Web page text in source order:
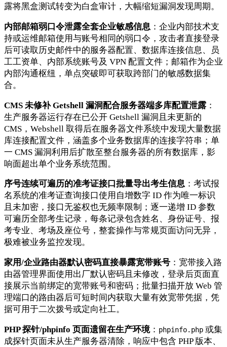
露将黑盒测试转变为白盒审计，大幅缩短漏洞发现周期。
内部邮箱弱口令泄露全套企业敏感信息 ：企业内部技术支
持或运维邮箱使用与账号相同的弱口令，攻击者直接登录
后可读取历史邮件中的服务器配置、数据库连接信息、员
工工资单、内部系统账号及 VPN 配置文件；邮箱作为企业
内部沟通枢纽，单点突破即可获取跨部门的敏感数据集
合。
CMS 未修补 Getshell 漏洞配合服务器端多库配置泄露 ：
生产服务器运行存在已公开 Getshell 漏洞且未更新的
CMS，Webshell 取得后在服务器文件系统中发现大量数据
库连接配置文件，涵盖多个业务数据库的连接字符串；单
一 CMS 漏洞利用后扩散至整台服务器的所有数据库，影
响面超出单个业务系统范围。
序号连续可遍历的准考证接口批量导出考生信息 ：考试报
名系统的准考证查询接口使用自增数字 ID 作为唯一标识
且未加密，接口无鉴权也无频率限制；逐一递增 ID 参数
可遍历全部考生记录，每条记录包含姓名、身份证号、报
考专业、考场及座位号，整套操作与常规页面访问无异，
极难被业务监控发现。
家用/企业路由器默认密码直接暴露宽带账号 ：宽带接入路
由器管理界面使用出厂默认密码且未修改，登录后页面直
接展示当前绑定的宽带账号和密码；批量扫描开放 Web 管
理端口的路由器后可短时间内获取大量有效宽带凭据，凭
据可用于二次拨号或定向社工。
PHP 探针/phpinfo 页面遗留在生产环境： phpinfo.php 或集
成探针页面未从生产服务器清除，响应中包含 PHP 版本、